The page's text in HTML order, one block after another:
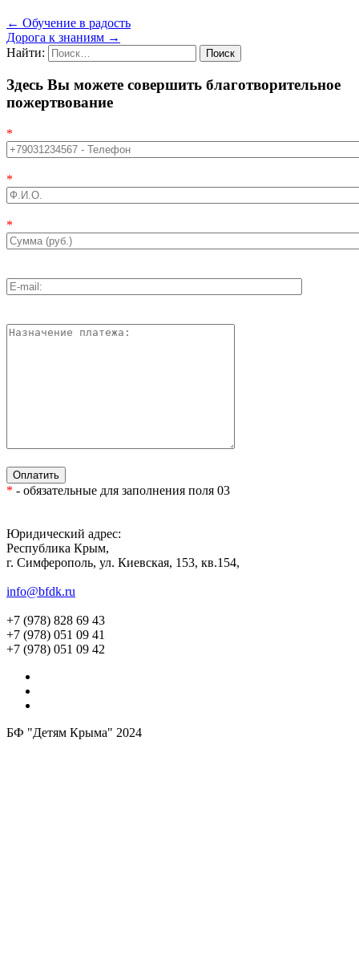
← Обучение в радость
Дорога к знаниям →
Найти:
Здесь Вы можете совершить благотворительное
пожертвование
*
*
*
* - обязательные для заполнения поля 03
Юридический адрес:
Республика Крым,
г. Симферополь, ул. Киевская, 153, кв.154,
info@bfdk.ru
+7 (978) 828 69 43
+7 (978) 051 09 41
+7 (978) 051 09 42
БФ "Детям Крыма" 2024